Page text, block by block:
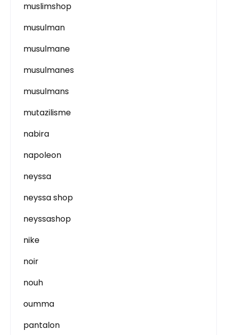
muslimshop
musulman
musulmane
musulmanes
musulmans
mutazilisme
nabira
napoleon
neyssa
neyssa shop
neyssashop
nike
noir
nouh
oumma
pantalon